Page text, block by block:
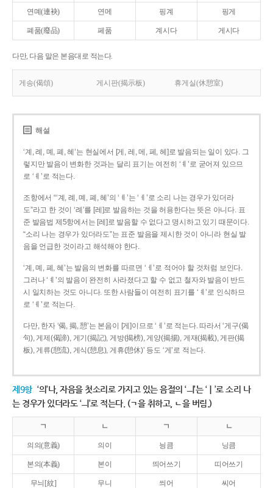
연몌(連袂) 연메 핑계 핑게
폐품(廢品) 페품 계시다 게시다
다만, 다음 말은 본음대로 적는다.
게송(偈頌) 게시판(揭示板) 휴게실(休憩室)
해설
‘계, 례, 몌, 폐, 혜’는 현실에서 [게, 레, 메, 페, 헤]로 발음되는 일이 있다. 그
렇지만 발음이 변화한 것과는 달리 표기는 여전히 ‘ㅖ’로 굳어져 있으므
로 ‘ㅖ’로 적는다.
조항에서 “‘계, 례, 몌, 폐, 혜’의 ‘ㅖ’는 ‘ㅔ’로 소리 나는 경우가 있더라
도”라고 한 것이 ‘례’를 [레]로 발음하는 것을 허용한다는 뜻은 아니다. 표
준 발음법 제5항에서는 [레]로 발음할 수 없다고 명시하고 있기 때문이다.
“소리 나는 경우가 있더라도”는 표준 발음을 제시한 것이 아니라 현실 발
음을 언급한 것이라고 해석해야 한다.
‘계, 몌, 폐, 혜’는 발음의 변화를 따르면 ‘ㅔ’로 적어야 할 것처럼 보인다.
그러나 ‘ㅖ’의 발음이 완전히 사라졌다고 할 수 없고 철자와 발음이 반드
시 일치하는 것도 아니다. 또한 사람들이 여전히 표기를 ‘ㅖ’로 인식하므
로 ‘ㅖ’로 적는다.
다만, 한자 ‘偈, 揭, 憩’는 본음이 [게]이므로 ‘ㅔ’로 적는다. 따라서 ‘게구(偈
句), 게제(偈諦), 게기(揭記), 게방(揭榜), 게양(揭揚), 게재(揭載), 게판(揭
板), 게류(憩流), 게식(憩息), 게휴(憩休)’ 등도 ‘게’로 적는다.
제9항 ‘의’나, 자음을 첫소리로 가지고 있는 음절의 ‘ㅢ’는 ‘ㅣ’로 소리 나
는 경우가 있더라도 ‘ㅢ’로 적는다. (ㄱ을 취하고, ㄴ을 버림.)
ㄱ ㄴ ㄱ ㄴ
의의(意義) 의이 닁큼 닝큼
본의(本義) 본이 띄어쓰기 띠어쓰기
무늬[紋] 무니 씌어 씨어